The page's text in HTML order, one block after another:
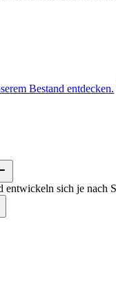
Bestand entdecken.
sich je nach